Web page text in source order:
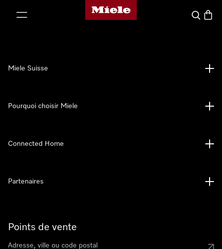
Page d'accueil de Miele
Search
Points de vente
Miele Suisse
Pourquoi choisir Miele
Connected Home
Partenaires